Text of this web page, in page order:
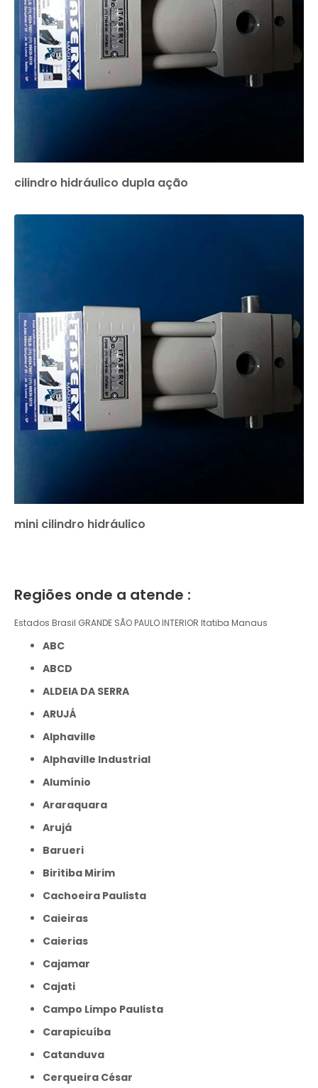
cilindro hidráulico dupla ação
mini cilindro hidráulico
Regiões onde a atende :
Estados Brasil GRANDE SÃO PAULO INTERIOR Itatiba Manaus
ABC
ABCD
ALDEIA DA SERRA
ARUJÁ
Alphaville
Alphaville Industrial
Alumínio
Araraquara
Arujá
Barueri
Biritiba Mirim
Cachoeira Paulista
Caieiras
Caierias
Cajamar
Cajati
Campo Limpo Paulista
Carapicuíba
Catanduva
Cerqueira César